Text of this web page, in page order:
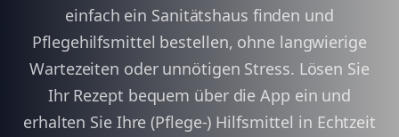
einfach ein Sanitätshaus finden und
Pflegehilfsmittel bestellen, ohne langwierige
Wartezeiten oder unnötigen Stress. Lösen Sie
Ihr Rezept bequem über die App ein und
erhalten Sie Ihre (Pflege-) Hilfsmittel in Echtzeit